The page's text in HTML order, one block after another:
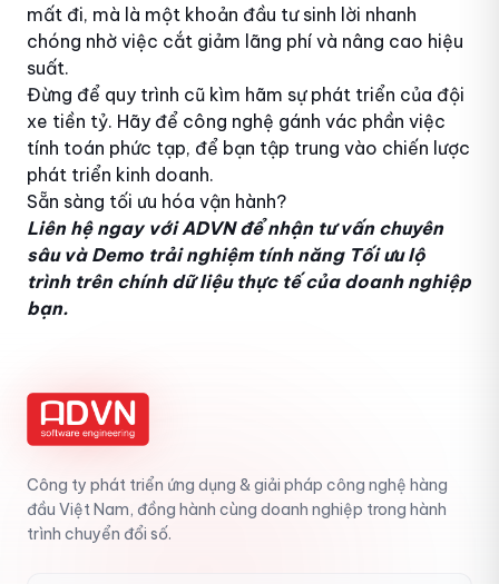
mất đi, mà là một khoản đầu tư sinh lời nhanh
chóng nhờ việc cắt giảm lãng phí và nâng cao hiệu
suất.
Đừng để quy trình cũ kìm hãm sự phát triển của đội
xe tiền tỷ. Hãy để công nghệ gánh vác phần việc
tính toán phức tạp, để bạn tập trung vào chiến lược
phát triển kinh doanh.
Sẵn sàng tối ưu hóa vận hành?
Liên hệ ngay với ADVN để nhận tư vấn chuyên
sâu và Demo trải nghiệm tính năng Tối ưu lộ
trình trên chính dữ liệu thực tế của doanh nghiệp
bạn.
Công ty phát triển ứng dụng & giải pháp công nghệ hàng
đầu Việt Nam, đồng hành cùng doanh nghiệp trong hành
trình chuyển đổi số.